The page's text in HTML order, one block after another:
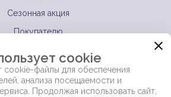
Сезонная акция
Покупателю
Контакты
информация
cookie
cookie-файлы для обеспечения
анализа посещаемости и
Продолжая использовать сайт,